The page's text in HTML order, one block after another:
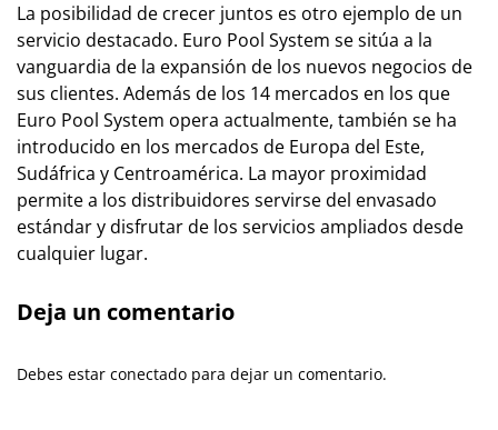
La posibilidad de crecer juntos es otro ejemplo de un
servicio destacado. Euro Pool System se sitúa a la
vanguardia de la expansión de los nuevos negocios de
sus clientes. Además de los 14 mercados en los que
Euro Pool System opera actualmente, también se ha
introducido en los mercados de Europa del Este,
Sudáfrica y Centroamérica. La mayor proximidad
permite a los distribuidores servirse del envasado
estándar y disfrutar de los servicios ampliados desde
cualquier lugar.
Deja un comentario
Debes estar conectado para dejar un comentario.